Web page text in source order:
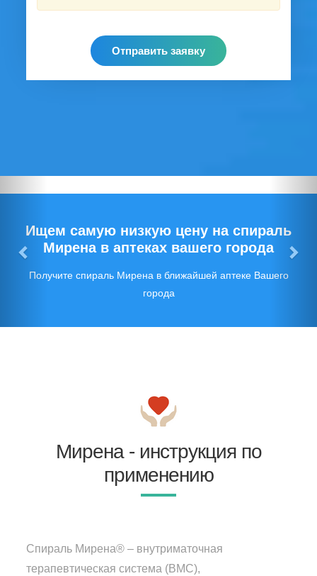
Отправить заявку
Ищем самую низкую цену на спираль
Мирена в аптеках вашего города
Получите спираль Мирена в ближайшей аптеке Вашего
города
Мирена - инструкция по
применению
Спираль Мирена® – внутриматочная
терапевтическая система (ВМС),